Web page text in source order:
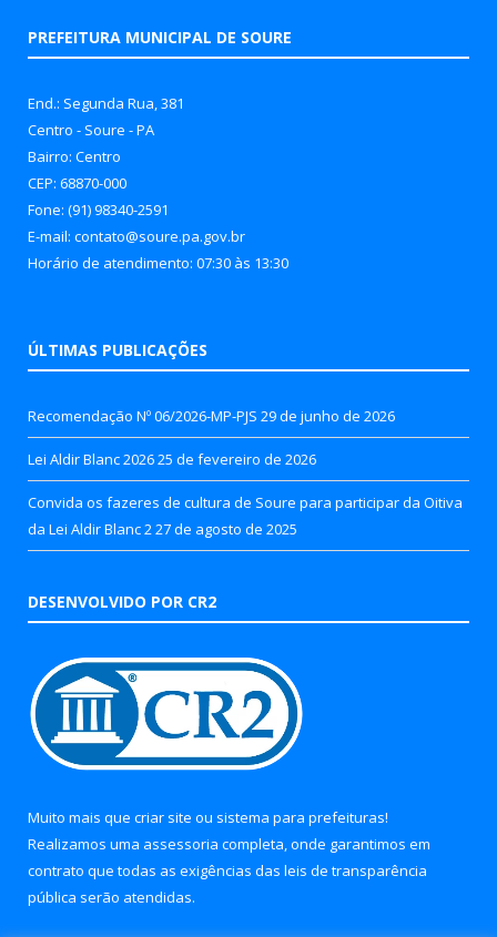
PREFEITURA MUNICIPAL DE SOURE
End.: Segunda Rua, 381
Centro - Soure - PA
Bairro: Centro
CEP: 68870-000
Fone: (91) 98340-2591
E-mail: contato@soure.pa.gov.br
Horário de atendimento: 07:30 às 13:30
ÚLTIMAS PUBLICAÇÕES
Recomendação Nº 06/2026-MP-PJS 29 de junho de 2026
Lei Aldir Blanc 202625 de fevereiro de 2026
Convida os fazeres de cultura de Soure para participar da Oitiva
da Lei Aldir Blanc 2 27 de agosto de 2025
DESENVOLVIDO POR CR2
Muito mais que criar site ou sistema para prefeituras!
Realizamos uma assessoria completa, onde garantimos em
contrato que todas as exigências das leis de transparência
pública serão atendidas.